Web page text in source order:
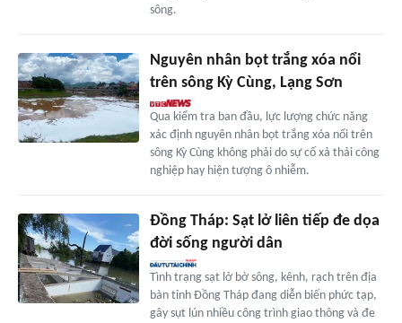
sông.
Nguyên nhân bọt trắng xóa nổi
trên sông Kỳ Cùng, Lạng Sơn
Qua kiểm tra ban đầu, lực lượng chức năng
xác định nguyên nhân bọt trắng xóa nổi trên
sông Kỳ Cùng không phải do sự cố xả thải công
nghiệp hay hiện tượng ô nhiễm.
Đồng Tháp: Sạt lở liên tiếp đe dọa
đời sống người dân
Tình trạng sạt lở bờ sông, kênh, rạch trên địa
bàn tỉnh Đồng Tháp đang diễn biến phức tạp,
gây sụt lún nhiều công trình giao thông và đe